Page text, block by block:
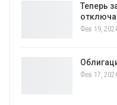
Теперь
Фев 19,
Фев 17,